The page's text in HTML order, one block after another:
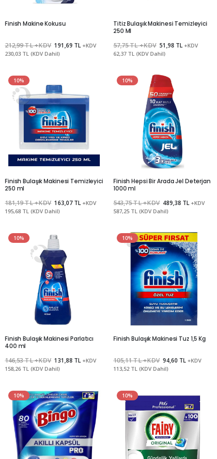
Finish Makine Kokusu
212,99 TL +KDV 191,69 TL +KDV
230,03 TL (KDV Dahil)
Titiz Bulaşık Makinesi Temizleyici
250 Ml
57,75 TL +KDV 51,98 TL +KDV
62,37 TL (KDV Dahil)
10%
Finish Bulaşık Makinesi Temizleyici
250 ml
181,19 TL +KDV 163,07 TL +KDV
195,68 TL (KDV Dahil)
10%
Finish Hepsi Bir Arada Jel Deterjan
1000 ml
543,75 TL +KDV 489,38 TL +KDV
587,25 TL (KDV Dahil)
10%
Finish Bulaşık Makinesi Parlatıcı
400 ml
146,53 TL +KDV 131,88 TL +KDV
158,26 TL (KDV Dahil)
10%
Finish Bulaşık Makinesi Tuz 1,5 Kg
105,11 TL +KDV 94,60 TL +KDV
113,52 TL (KDV Dahil)
10% 10%